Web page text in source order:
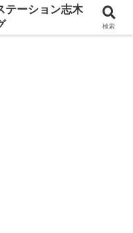
テーション志木
検索